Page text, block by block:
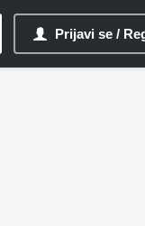
Prijavi se /